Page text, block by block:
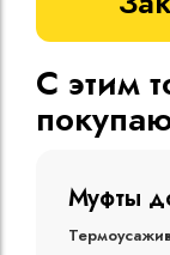
С этим
Муфты